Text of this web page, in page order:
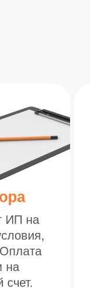
ИП на
на
счет.